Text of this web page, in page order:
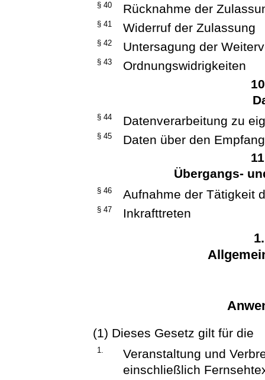
§ 40 Rücknahme der
§ 41 Widerruf der Zulassung
§ 42 Untersagung der
§ 43
Ordnungswidrigkeiten
§ 44 Datenverarbeitung zu
§ 45
Daten über den
Übergangs-
§ 46 Aufnahme der Tätigkeit
§ 47 Inkrafttreten
(1) Dieses Gesetz gilt für die
1.
Veranstaltung und
einschließlich